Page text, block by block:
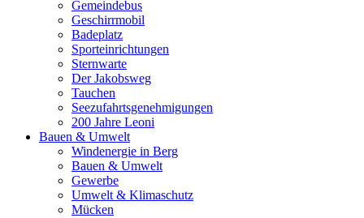
Gemeindebus
Geschirrmobil
Badeplatz
Sporteinrichtungen
Sternwarte
Der Jakobsweg
Tauchen
Seezufahrtsgenehmigungen
200 Jahre Leoni
Bauen & Umwelt
Windenergie in Berg
Bauen & Umwelt
Gewerbe
Umwelt & Klimaschutz
Mücken